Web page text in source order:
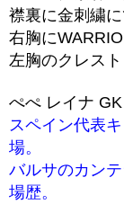
襟裏に金刺繍に
右胸に
左胸のクレス
ぺぺ レイナ GK
スペイン代表
場。
バルサのカン
場歴。